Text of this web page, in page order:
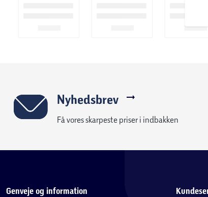
Nyhedsbrev
Få vores skarpeste priser i indbakken
Genveje og information